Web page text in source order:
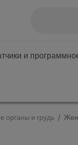
и
органы и грудь